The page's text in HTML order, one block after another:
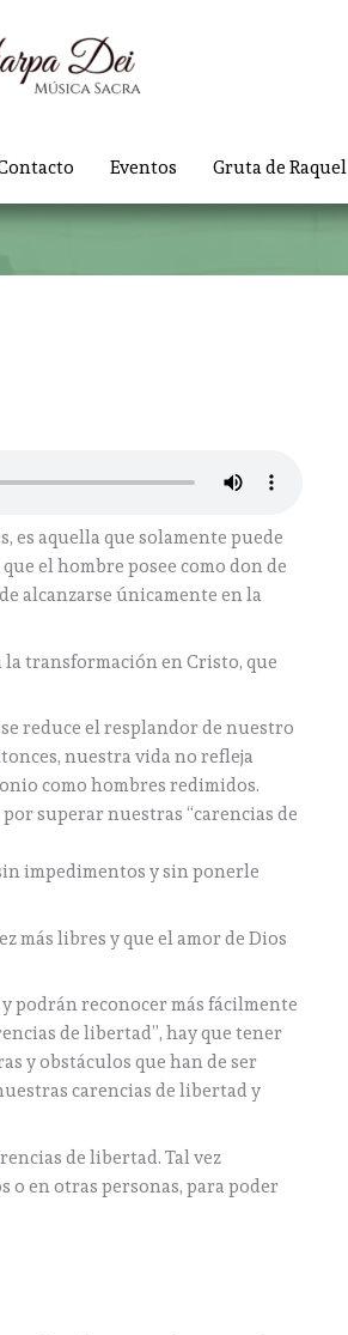
Eventos Gruta de Raquel
es aquella que solamente puede
el hombre posee como don de
alcanzarse únicamente en la
la transformación en Cristo, que
reduce el resplandor de nuestro
nuestra vida no refleja
como hombres redimidos.
superar nuestras “carencias de
impedimentos y sin ponerle
más libres y que el amor de Dios
podrán reconocer más fácilmente
de libertad”, hay que tener
y obstáculos que han de ser
carencias de libertad y
de libertad. Tal vez
o en otras personas, para poder